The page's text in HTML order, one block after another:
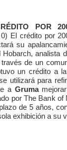
POR
El crédito por
su
Hobarch, analista
de un
un crédito a
utilizará para
a Gruma
por The Bank
de 5 años,
exhibición a su